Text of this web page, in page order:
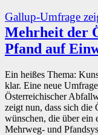
Gallup-Umfrage
Mehrheit der
Pfand auf
Ein heißes Thema:
klar. Eine neue
Österreichischer
zeigt nun, dass sich die
wünschen, die über ein
Mehrweg- und